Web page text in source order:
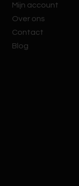
Mijn account
Over ons
Contact
Blog